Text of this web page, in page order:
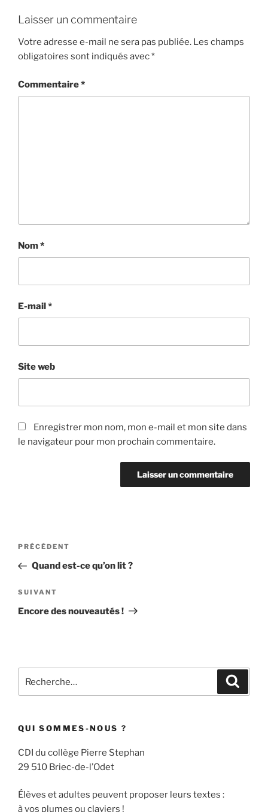
Laisser un commentaire
Votre adresse e-mail ne sera pas publiée. Les champs
obligatoires sont indiqués avec*
Commentaire*
Nom*
E-mail*
Site web
Enregistrer mon nom, mon e-mail et mon site dans
le navigateur pour mon prochain commentaire.
Navigation
l’article
Article
précédent
PRÉCÉDENT
Quand est-ce qu’on lit ?
Article
suivant
SUIVANT
Encore des nouveautés !
pour
QUI SOMMES-NOUS ?
CDI du collège Pierre Stephan
29 510 Briec-de-l’Odet
Élèves et adultes peuvent proposer leurs textes :
à vos plumes ou claviers !